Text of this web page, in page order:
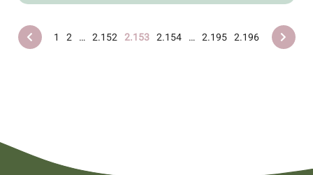
1 2 … 2.152 2.153 2.154 … 2.195 2.196